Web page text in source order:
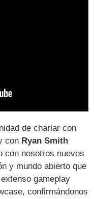
de charlar con
con Ryan Smith
con nosotros nuevos
y mundo abierto que
gameplay
confirmándonos